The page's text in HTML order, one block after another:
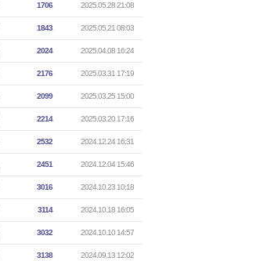
1706 2025.05.28 21:08
1843 2025.05.21 08:03
2024 2025.04.08 16:24
2176 2025.03.31 17:19
2099 2025.03.25 15:00
2214 2025.03.20 17:16
2532 2024.12.24 16:31
2451 2024.12.04 15:46
3016 2024.10.23 10:18
3114 2024.10.18 16:05
3032 2024.10.10 14:57
3138 2024.09.13 12:02